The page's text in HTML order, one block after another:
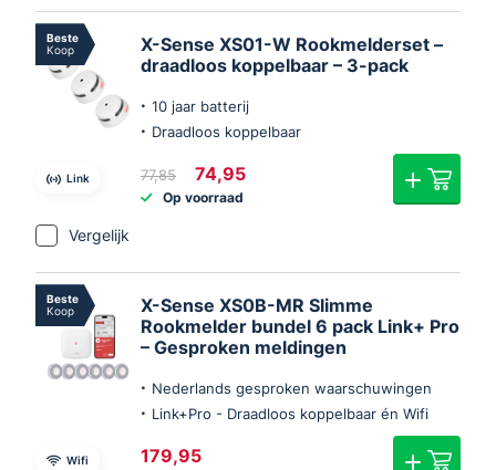
Beste
Koop
Link
X-Sense XS01-W Rookmelderset –
draadloos koppelbaar – 3-pack
10 jaar batterij
Draadloos koppelbaar
77,85
Oorspronkelijke
prijs
was:
74,95
Op voorraad
Vergelijk
Beste
Koop
Wifi
X-Sense XS0B-MR Slimme
Rookmelder bundel 6 pack Link+ Pro
– Gesproken meldingen
Nederlands gesproken waarschuwingen
Link+Pro - Draadloos koppelbaar én Wifi
179,95